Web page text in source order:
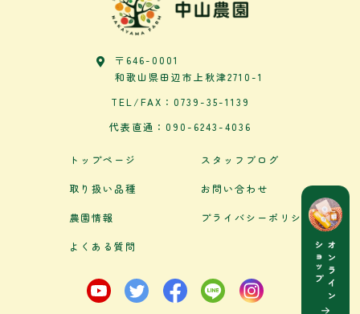
〒646-0001
和歌山県田辺市上秋津2710-1
TEL/FAX：0739-35-1139
代表直通：090-6243-4036
トップページ
取り扱い品種
農園情報
よくある質問
スタッフブログ
お問い合わせ
プライバシーポリシー